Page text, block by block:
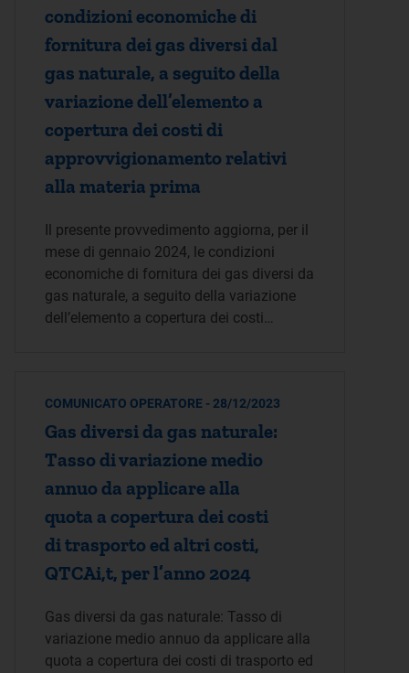
condizioni economiche di
fornitura dei gas diversi dal
gas naturale, a seguito della
variazione dell’elemento a
copertura dei costi di
approvvigionamento relativi
alla materia prima
Il presente provvedimento aggiorna, per il
mese di gennaio 2024, le condizioni
economiche di fornitura dei gas diversi da
gas naturale, a seguito della variazione
dell’elemento a copertura dei costi…
COMUNICATO OPERATORE - 28/12/2023
Gas diversi da gas naturale:
Tasso di variazione medio
annuo da applicare alla
quota a copertura dei costi
di trasporto ed altri costi,
QTCAi,t, per l’anno 2024
Gas diversi da gas naturale: Tasso di
variazione medio annuo da applicare alla
quota a copertura dei costi di trasporto ed